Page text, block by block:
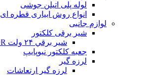
لوله پلی اتیلن جوشی
انواع روش ابیاری قطره ای
لوازم جانبی
شیر برقی کلکتور
شير برقي ۲۴ ولت UPONOR سوپرپکس
جعبه کلکتور نیوپایپ
لرزه گیر
لرزه گیر ارتعاشات